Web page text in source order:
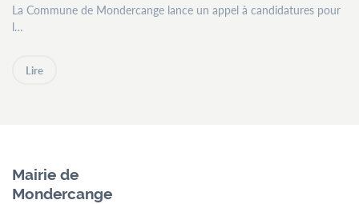
La Commune de Mondercange lance un appel à candidatures pour
l…
Lire
Mairie de
Mondercange